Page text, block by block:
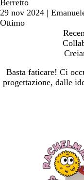
Berretto
29 nov 2024 |
Ottimo
Basta faticare! Ci
progettazione, dalle